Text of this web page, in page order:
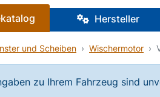
Hersteller
und Scheiben Wischermotor
zu Ihrem Fahrzeug sind